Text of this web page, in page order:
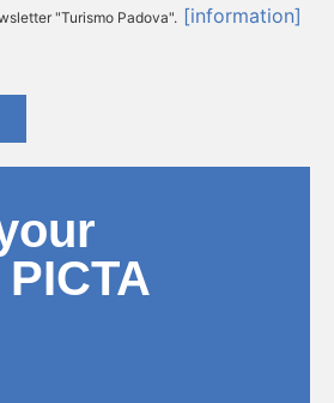
"Turismo Padova". [information]